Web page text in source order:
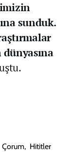
sunduk.
Çorum, Hititler